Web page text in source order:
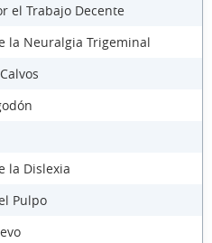
el Trabajo Decente
la Neuralgia Trigeminal
la Dislexia
Pulpo